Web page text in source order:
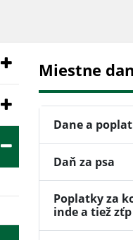
Miestne
Dane a
Daň za psa
Poplatky za
inde a tiež